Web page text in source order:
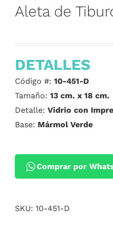
Aleta de
DETALLES
Código #: 10-451-D
Tamaño: 13 cm. x 18 cm.
Detalle: Vidrio con
Base: Mármol Verde
Comprar por
SKU: 10-451-D